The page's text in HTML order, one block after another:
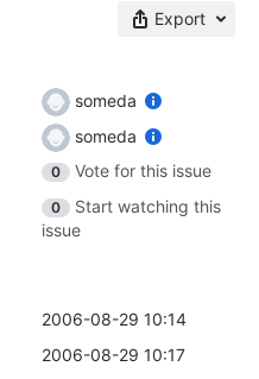
Export
someda
someda
0
Vote for this issue
0
Start watching this
issue
2006-08-29 10:14
2006-08-29 10:17